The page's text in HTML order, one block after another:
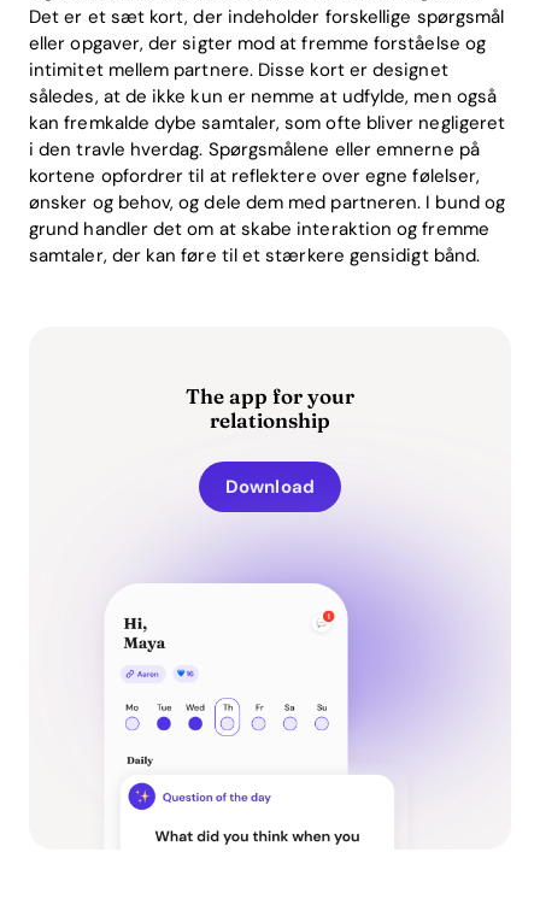
Det er et sæt kort, der indeholder forskellige spørgsmål
eller opgaver, der sigter mod at fremme forståelse og
intimitet mellem partnere. Disse kort er designet
således, at de ikke kun er nemme at udfylde, men også
kan fremkalde dybe samtaler, som ofte bliver negligeret
i den travle hverdag. Spørgsmålene eller emnerne på
kortene opfordrer til at reflektere over egne følelser,
ønsker og behov, og dele dem med partneren. I bund og
grund handler det om at skabe interaktion og fremme
samtaler, der kan føre til et stærkere gensidigt bånd.
The app for your
relationship
Download